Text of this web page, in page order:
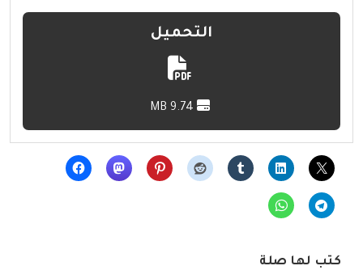
التحميل
كتب لها صلة